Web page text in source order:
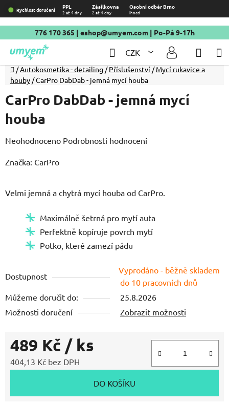
Přejít
na
obsah
Rychlost doručení PPL Zásilkovna Osobní odběr Brno
2 až 4 dny 2 až 4 dny Ihned
776 170 365 | eshop@umyem.com| Po-Pá 9-17h
CZK
Hledat
Domů
/Autokosmetika - detailing / Příslušenství / Mycí rukavice a
houby /CarPro DabDab - jemná mycí houba
Velmi jemná a chytrá mycí houba od CarPro.
Maximálně šetrná pro mytí auta
Perfektně kopíruje povrch mytí
Potko, které zamezí pádu
Dostupnost
Vyprodáno - běžně skladem
do 10 pracovních dnů
Můžeme doručit do:
25.8.2026
Možnosti doručení
Zobrazit možnosti
489 Kč / ks
404,13 Kč bez DPH
DO KOŠÍKU
CarPro DabDab - jemná mycí
houba
Průměrné
produktu
0,0
hvězdiček.
Neohodnoceno Podrobnosti hodnocení
Značka: CarPro